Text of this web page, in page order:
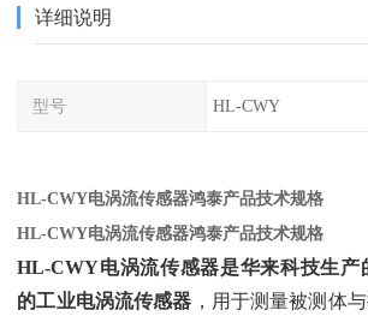
详细说明
型号 HL-CWY
HL-CWY电涡流传感器鸿泰产品技术规格
HL-CWY电涡流传感器鸿泰产品技术规格
HL-CWY电涡流传感器是华来科技生产
的工业电涡流传感器 ，用于测量被测体